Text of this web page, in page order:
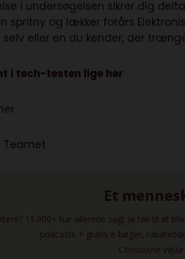
i undersøgelsen sikrer dig
spritny og lækker forårs
eller en du kender, der
i tech-testen lige her
Teamet